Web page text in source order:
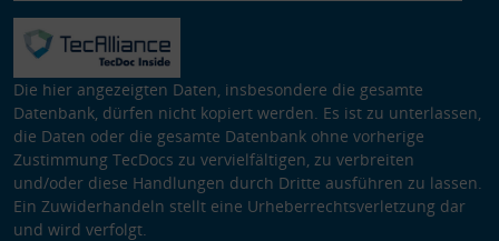
Die hier angezeigten Daten, insbesondere die gesamte
Datenbank, dürfen nicht kopiert werden. Es ist zu unterlassen,
die Daten oder die gesamte Datenbank ohne vorherige
Zustimmung TecDocs zu vervielfältigen, zu verbreiten
und/oder diese Handlungen durch Dritte ausführen zu lassen.
Ein Zuwiderhandeln stellt eine Urheberrechtsverletzung dar
und wird verfolgt.